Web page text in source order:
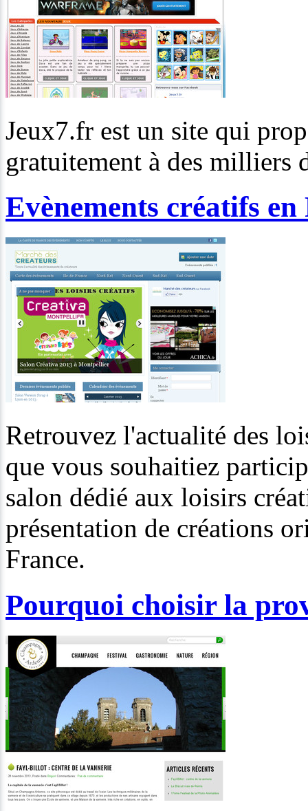
Jeux7.fr est un site qui
gratuitement à des milliers
Evènements créatifs en
Retrouvez l'actualité des
que vous souhaitiez
salon dédié aux loisirs
présentation de créations
France.
Pourquoi choisir la